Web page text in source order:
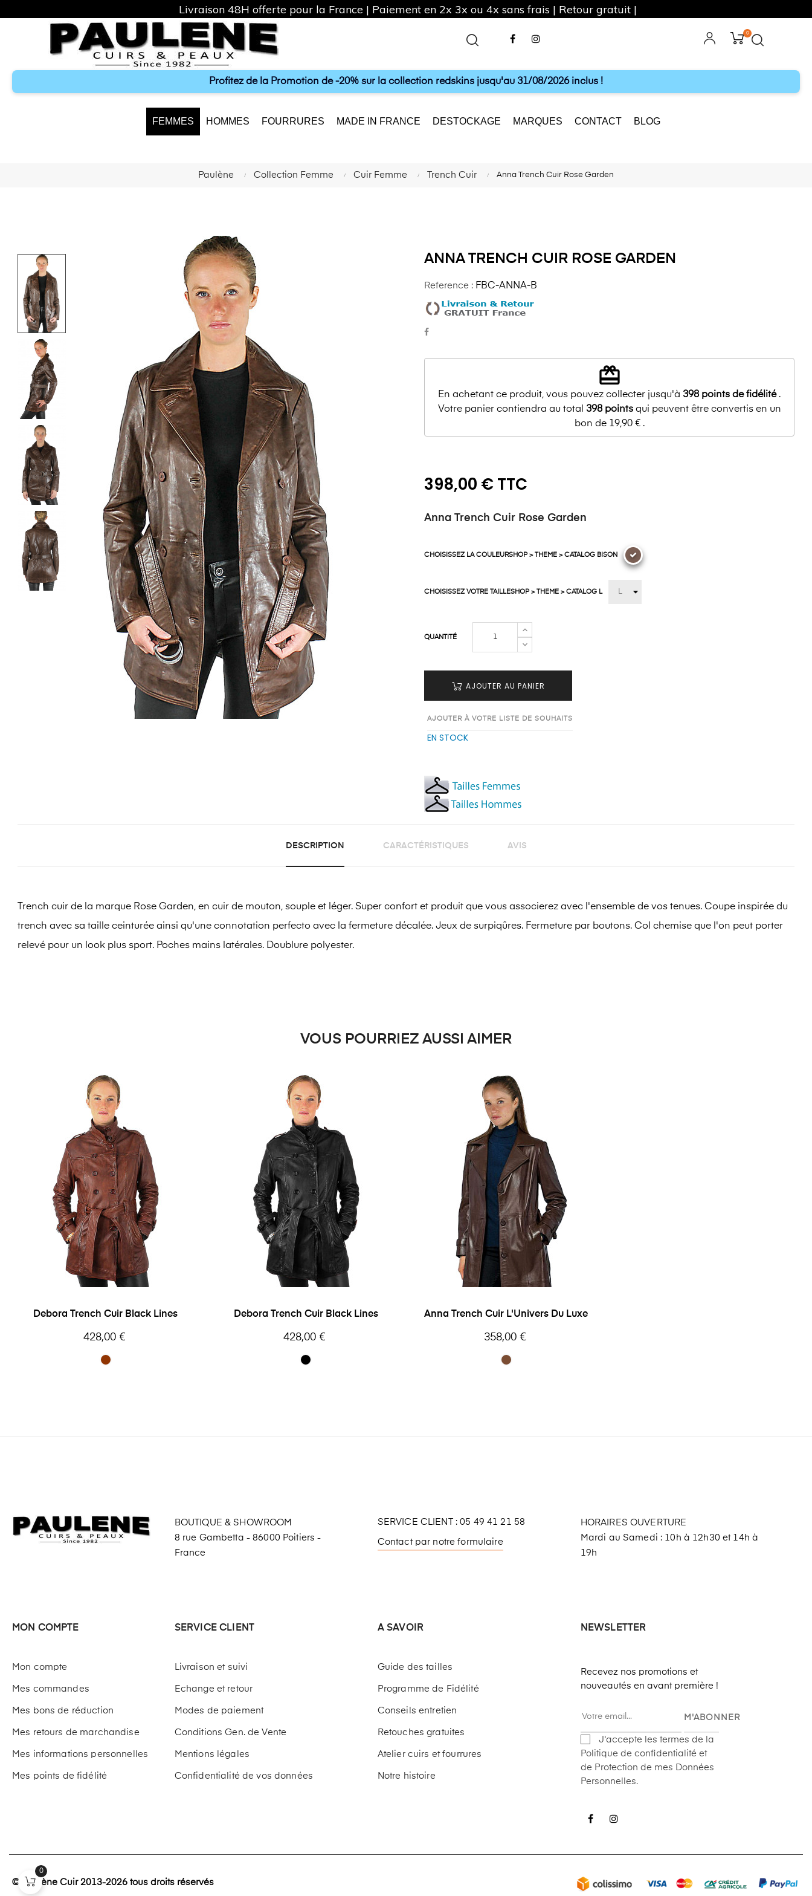
Facebook
0
Profitez de la Promotion de -20% sur la collection redskins jusqu'au 31/08/2026 inclus !
FEMMES HOMMES FOURRURES MADE IN FRANCE DESTOCKAGE MARQUES CONTACT BLOG
Paulène Collection Femme Cuir Femme Trench Cuir Anna Trench Cuir Rose Garden
ANNA TRENCH CUIR ROSE GARDEN
Reference : FBC-ANNA-B
redeem
En achetant ce produit, vous pouvez collecter jusqu'à 398 points de fidélité.
Votre panier contiendra au total 398pointsqui peuvent être convertis en un
bon de 19,90 €.
398,00 € TTC
Anna Trench Cuir Rose Garden
CHOISISSEZ LA COULEURSHOP > THEME > CATALOG BISON
CHOISISSEZ VOTRE TAILLESHOP > THEME > CATALOG L
QUANTITÉ
AJOUTER AU PANIER
AJOUTER À VOTRE LISTE DE SOUHAITS
EN STOCK
DESCRIPTION CARACTÉRISTIQUES AVIS
Trench cuir de la marque Rose Garden, en cuir de mouton, souple et léger. Super confort et produit que vous associerez avec l'ensemble de vos tenues. Coupe inspirée du
trench avec sa taille ceinturée ainsi qu'une connotation perfecto avec la fermeture décalée. Jeux de surpiqûres. Fermeture par boutons. Col chemise que l'on peut porter
relevé pour un look plus sport. Poches mains latérales. Doublure polyester.
VOUS POURRIEZ AUSSI AIMER
Debora Trench Cuir Black Lines
Prix
428,00 €
Debora Trench Cuir Black Lines
Prix
428,00 €
Anna Trench Cuir L'Univers Du Luxe
Prix
358,00 €
BOUTIQUE & SHOWROOM
8 rue Gambetta - 86000 Poitiers -
France
SERVICE CLIENT : 05 49 41 21 58
Contact par notre formulaire
HORAIRES OUVERTURE
Mardi au Samedi : 10h à 12h30 et 14h à
19h
MON COMPTE
Mon compte
Mes commandes
Mes bons de réduction
Mes retours de marchandise
Mes informations personnelles
Mes points de fidélité
SERVICE CLIENT
Livraison et suivi
Echange et retour
Modes de paiement
Conditions Gen. de Vente
Mentions légales
Confidentialité de vos données
A SAVOIR
Guide des tailles
Programme de Fidélité
Conseils entretien
Retouches gratuites
Atelier cuirs et fourrures
Notre histoire
NEWSLETTER
Recevez nos promotions et
nouveautés en avant première !
M'ABONNER
J'accepte les termes de la
Politique de confidentialité et
de Protection de mes Données
Personnelles.
Facebook
© Paulène Cuir 2013-2026 tous droits réservés
0
Livraison 48H offerte pour la France | Paiement en 2x 3x ou 4x sans frais | Retour gratuit |